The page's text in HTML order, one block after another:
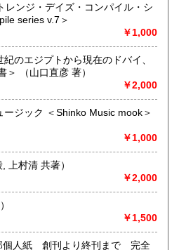
レンジ・デイズ・コンパイル・シ
series v.7＞
￥1,000
のエジプトから現在のドバイ、
トルコまで ＜世界歴史叢書＞ （山口直彦 著）
￥2,000
ジック ＜Shinko Music mook＞
￥1,000
毅, 上村清 共著）
￥2,000
￥1,500
個人紙 創刊より終刊まで 完全